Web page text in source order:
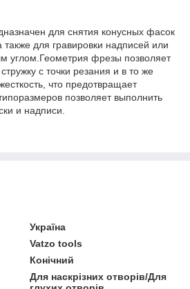
для снятия конусных фасок
для гравировки надписей или
углом.Геометрия фрезы позволяет
с точки резания и в то же
что предотвращает
позволяет выполнить
и надписи.
Україна
Vatzo tools
Конічний
Для наскрізних отворів/Для